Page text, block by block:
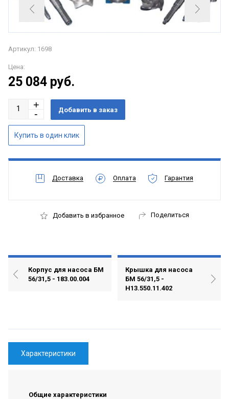
Артикул: 1698
Цена:
25 084 руб.
Доставка Оплата Гарантия
Добавить в избранное Поделиться
Корпус для насоса БМ
56/31,5 - 183.00.004
Крышка для насоса
БМ 56/31,5 -
Н13.550.11.402
Характеристики
Общие характеристики